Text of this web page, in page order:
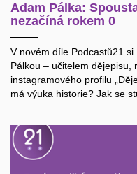
Adam Pálka:
nezačíná rokem 0
V novém díle Podcastů21
Pálkou – učitelem dějepisu,
instagramového profilu
má výuka historie? Jak se